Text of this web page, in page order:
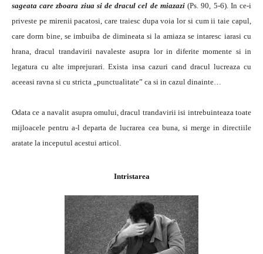
sageata care zboara ziua si de dracul cel de miazazi(Ps. 90, 5-6). In ce-i
priveste pe mirenii pacatosi, care traiesc dupa voia lor si cum ii taie capul,
care dorm bine, se imbuiba de dimineata si la amiaza se intaresc iarasi cu
hrana, dracul trandavirii navaleste asupra lor in diferite momente si in
legatura cu alte imprejurari. Exista insa cazuri cand dracul lucreaza cu
aceeasi ravna si cu stricta „punctualitate” ca si in cazul dinainte…
Odata ce a navalit asupra omului, dracul trandavirii isi intrebuinteaza toate
mijloacele pentru a-l departa de lucrarea cea buna, si merge in directiile
aratate la inceputul acestui articol.
Intristarea